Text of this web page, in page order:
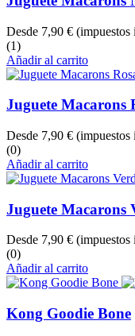
Desde 7,90 € (impuestos
(1)
Añadir al carrito
Juguete Macarons
Desde 7,90 € (impuestos
(0)
Añadir al carrito
Juguete Macarons
Desde 7,90 € (impuestos
(0)
Añadir al carrito
Kong Goodie Bone